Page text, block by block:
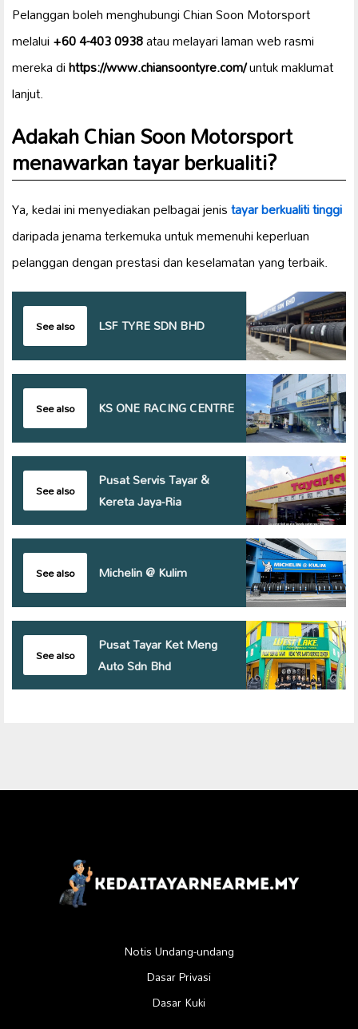
Pelanggan boleh menghubungi Chian Soon Motorsport
melalui+60 4-403 0938atau melayari laman web rasmi
mereka dihttps://www.chiansoontyre.com/untuk maklumat
lanjut.
Adakah Chian Soon Motorsport
menawarkan tayar berkualiti?
Ya, kedai ini menyediakan pelbagai jenistayar berkualiti tinggi
daripada jenama terkemuka untuk memenuhi keperluan
pelanggan dengan prestasi dan keselamatan yang terbaik.
See also LSF TYRE SDN BHD
See also KS ONE RACING CENTRE
See also
Pusat Servis Tayar &
Kereta Jaya-Ria
See also Michelin @ Kulim
See also
Pusat Tayar Ket Meng
Auto Sdn Bhd
Notis Undang-undang
Dasar Privasi
Dasar Kuki